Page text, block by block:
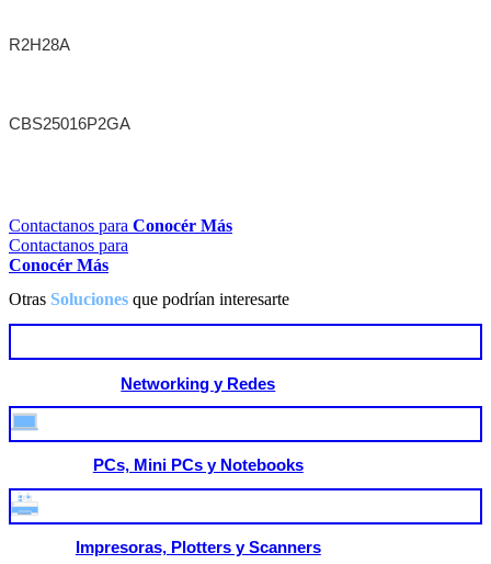
R2H28A
CBS25016P2GA
Contactanos para Conocér Más
Contactanos para
Conocér Más
Otras Soluciones que podrían interesarte
Networking y Redes
PCs, Mini PCs y Notebooks
Impresoras, Plotters y Scanners